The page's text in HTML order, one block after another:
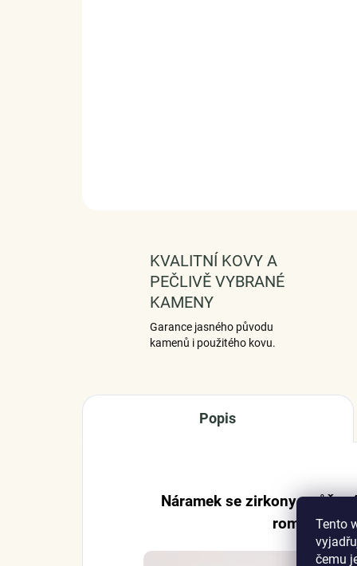
Tento
čemu
KVALITNÍ KOVY A
PEČLIVĚ VYBRANÉ
KAMENY
Garance jasného původu
kamenů i použitého kovu.
Popis
Náramek se zirkony a